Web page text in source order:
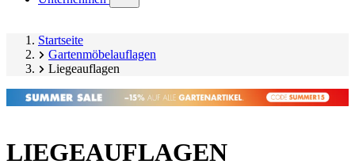
submenu)
Startseite
Gartenmöbelauflagen
Liegeauflagen
LIEGEAUFLAGEN